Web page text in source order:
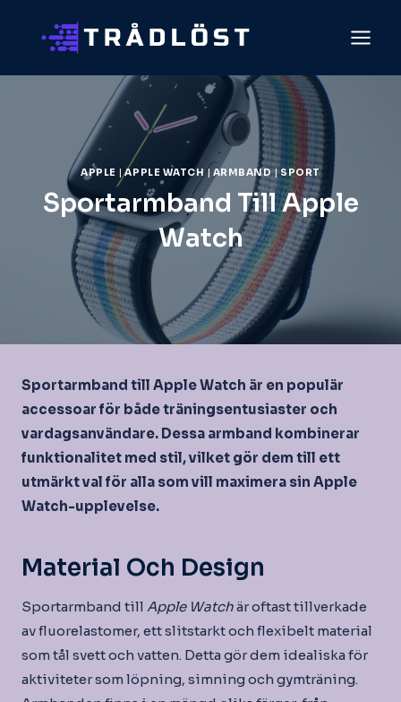
APPLE |APPLE WATCH | ARMBAND| SPORT
Sportarmband Till Apple
Watch
Sportarmband till Apple Watch är en populär
accessoar för både träningsentusiaster och
vardagsanvändare. Dessa armband kombinerar
funktionalitet med stil, vilket gör dem till ett
utmärkt val för alla som vill maximera sin Apple
Watch-upplevelse.
Material Och Design
Sportarmband till Apple Watchär oftast tillverkade
av fluorelastomer, ett slitstarkt och flexibelt material
som tål svett och vatten. Detta gör dem idealiska för
aktiviteter som löpning, simning och gymträning.